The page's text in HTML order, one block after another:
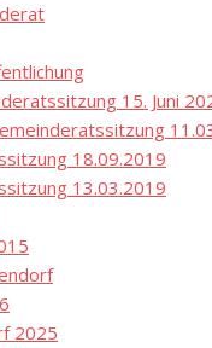
15. Juni
18.09.2019
13.03.2019
2025